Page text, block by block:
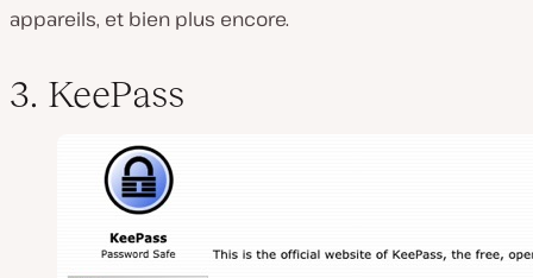
appareils, et bien plus encore.
3. KeePass